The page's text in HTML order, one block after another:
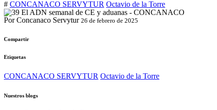
# CONCANACO SERVYTUR Octavio de la Torre
Por Concanaco Servytur 26 de febrero de 2025
Compartir
Etiquetas
CONCANACO SERVYTUR Octavio de la Torre
Nuestros blogs